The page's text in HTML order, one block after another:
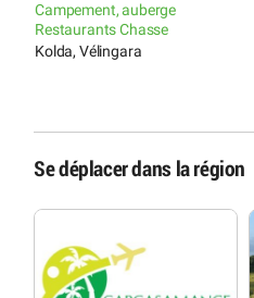
Campement, auberge
Restaurants Chasse
Kolda, Vélingara
Se déplacer dans la région